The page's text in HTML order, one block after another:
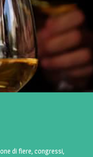
di fiere, congressi,